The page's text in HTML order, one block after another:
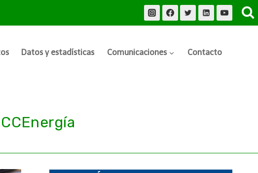
Datos y estadísticas Comunicaciones Contacto